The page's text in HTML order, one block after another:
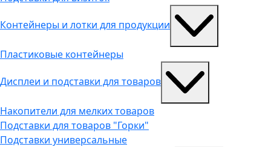
Контейнеры и лотки для продукции
Пластиковые контейнеры
Дисплеи и подставки для товаров
Накопители для мелких товаров
Подставки для товаров "Горки"
Подставки универсальные